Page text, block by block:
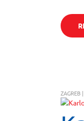
ZAGREB